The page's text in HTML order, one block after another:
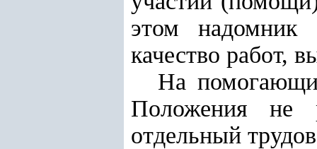
этом надомник
качество работ,
На
Положения не
отдельный